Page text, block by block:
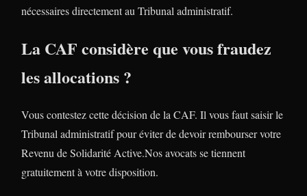
nécessaires directement au Tribunal administratif.
La CAF considère que vous fraudez
les allocations ?
Vous contestez cette décision de la CAF. Il vous faut saisir le
Tribunal administratif pour éviter de devoir rembourser votre
Revenu de Solidarité Active.Nos avocats se tiennent
gratuitement à votre disposition.